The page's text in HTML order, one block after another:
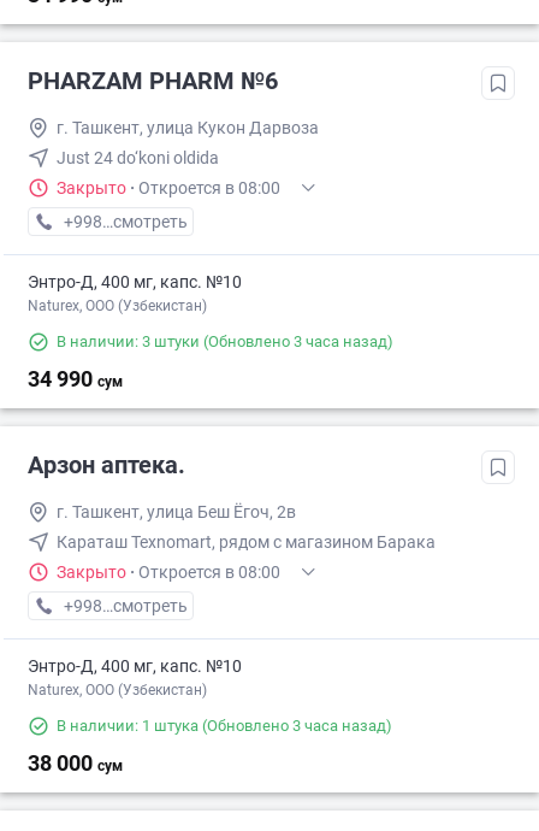
PHARZAM PHARM №6
г. Ташкент, улица Кукон Дарвоза
Just 24 do‘koni oldida
Закрыто · Откроется в 08:00
+998 (77) XXX-XX-XX
смотреть
Энтро-Д, 400 мг, капс. №10
Naturex, OOO (Узбекистан)
В наличии: 3 штуки (Обновлено 3 часа назад)
34 990 сум
Арзон аптека.
г. Ташкент, улица Беш Ёгоч, 2в
Караташ Texnomart, рядом с магазином Барака
Закрыто · Откроется в 08:00
+998 (93) XXX-XX-XX
смотреть
Энтро-Д, 400 мг, капс. №10
Naturex, OOO (Узбекистан)
В наличии: 1 штука (Обновлено 3 часа назад)
38 000 сум